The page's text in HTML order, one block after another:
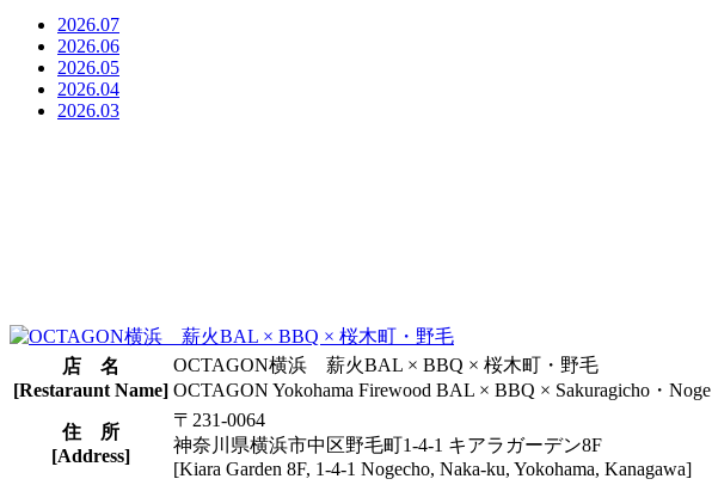
2026.07
2026.06
2026.05
2026.04
2026.03
店 名
[Restaraunt Name]
OCTAGON横浜 薪火BAL × BBQ × 桜木町・野毛
OCTAGON Yokohama Firewood BAL × BBQ × Sakuragicho・Noge
住 所
[Address]
〒231-0064
神奈川県横浜市中区野毛町1-4-1 キアラガーデン8F
[Kiara Garden 8F, 1-4-1 Nogecho, Naka-ku, Yokohama, Kanagawa]